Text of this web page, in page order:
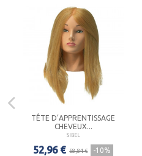
TÊTE D’APPRENTISSAGE
CHEVEUX...
SIBEL
52,96 € 58,84 € -10%